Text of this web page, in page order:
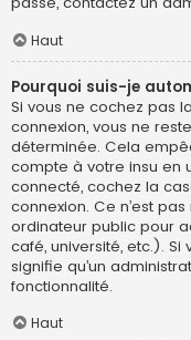
Haut
Pourquoi suis-je
Si vous ne cochez pas
connexion, vous ne
déterminée. Cela
compte à votre insu en
connecté, cochez la
connexion. Ce n’est
ordinateur public pour
café, université, etc.).
signifie qu’un
fonctionnalité.
Haut